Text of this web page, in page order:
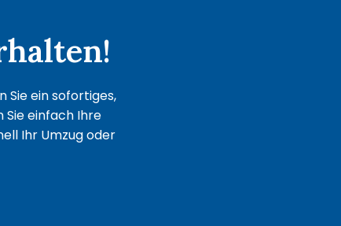
Sie ein sofortiges,
Sie einfach Ihre
Ihr Umzug oder